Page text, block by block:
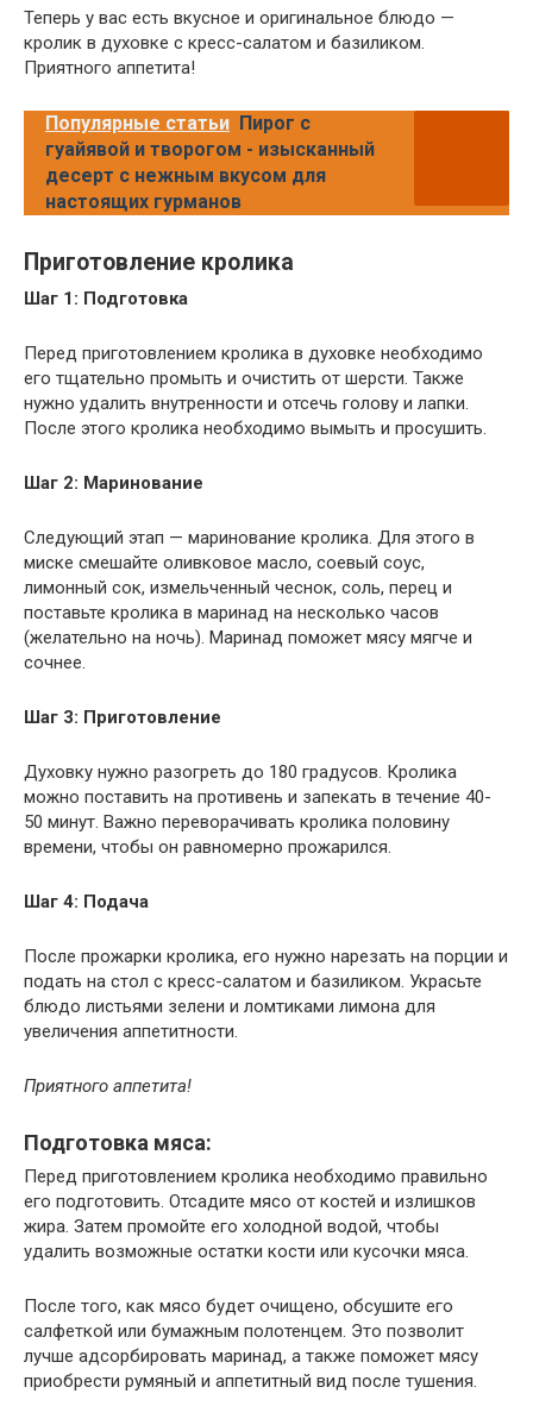
Теперь у вас есть вкусное и оригинальное блюдо —
кролик в духовке с кресс-салатом и базиликом.
Приятного аппетита!
Популярные статьи Пирог с
гуайявой и творогом - изысканный
десерт с нежным вкусом для
настоящих гурманов
Приготовление кролика
Шаг 1: Подготовка
Перед приготовлением кролика в духовке необходимо
его тщательно промыть и очистить от шерсти. Также
нужно удалить внутренности и отсечь голову и лапки.
После этого кролика необходимо вымыть и просушить.
Шаг 2: Маринование
Следующий этап — маринование кролика. Для этого в
миске смешайте оливковое масло, соевый соус,
лимонный сок, измельченный чеснок, соль, перец и
поставьте кролика в маринад на несколько часов
(желательно на ночь). Маринад поможет мясу мягче и
сочнее.
Шаг 3: Приготовление
Духовку нужно разогреть до 180 градусов. Кролика
можно поставить на противень и запекать в течение 40-
50 минут. Важно переворачивать кролика половину
времени, чтобы он равномерно прожарился.
Шаг 4: Подача
После прожарки кролика, его нужно нарезать на порции и
подать на стол с кресс-салатом и базиликом. Украсьте
блюдо листьями зелени и ломтиками лимона для
увеличения аппетитности.
Приятного аппетита!
Подготовка мяса:
Перед приготовлением кролика необходимо правильно
его подготовить. Отсадите мясо от костей и излишков
жира. Затем промойте его холодной водой, чтобы
удалить возможные остатки кости или кусочки мяса.
После того, как мясо будет очищено, обсушите его
салфеткой или бумажным полотенцем. Это позволит
лучше адсорбировать маринад, а также поможет мясу
приобрести румяный и аппетитный вид после тушения.